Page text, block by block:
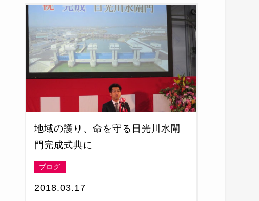
地域の護り、命を守る日光川水閘
門完成式典に
ブログ
2018.03.17